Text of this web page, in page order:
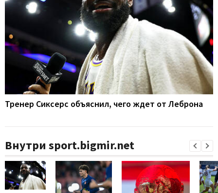
Тренер Сиксерс объяснил, чего ждет от Леброна
Внутри sport.bigmir.net